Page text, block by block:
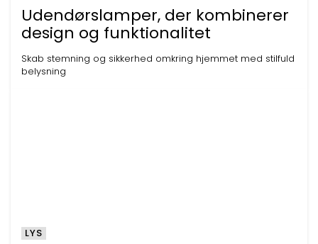
Udendørslamper, der kombinerer
design og funktionalitet
Skab stemning og sikkerhed omkring hjemmet med stilfuld
belysning
LYS